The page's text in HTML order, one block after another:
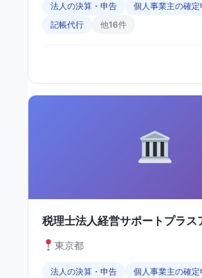
法人の決算・申告
個人事業主の確定
記帳代行
他16件
税理士法人経営サポートプラス
東京都
法人の決算・申告
個人事業主の確定